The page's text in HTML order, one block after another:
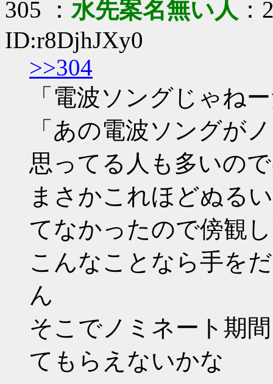
305 ：水先案名無い人
ID:r8DjhJXy0
>>304
「電波ソングじゃね
「あの電波ソングが
思ってる人も多いの
まさかこれほどぬる
てなかったので傍観
こんなことなら手を
ん
そこでノミネート期
てもらえないかな